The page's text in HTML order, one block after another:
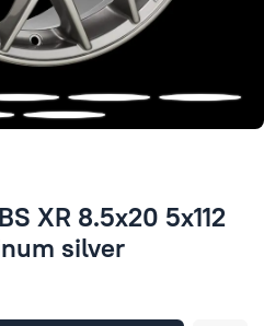
XR 8.5x20 5x112
silver